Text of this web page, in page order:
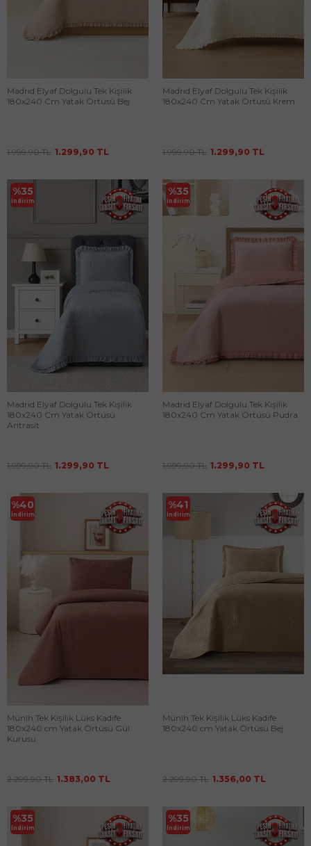
Madrid Elyaf Dolgulu Tek Kişilik
180x240 Cm Yatak Örtüsü Bej
1.999,90TL 1.299,90 TL
Madrid Elyaf Dolgulu Tek Kişilik
180x240 Cm Yatak Örtüsü Krem
1.999,90TL 1.299,90 TL
%35
İndirim
Madrid Elyaf Dolgulu Tek Kişilik
180x240 Cm Yatak Örtüsü
Antrasit
1.999,90TL 1.299,90 TL
%35
İndirim
Madrid Elyaf Dolgulu Tek Kişilik
180x240 Cm Yatak Örtüsü Pudra
1.999,90TL 1.299,90 TL
%40
İndirim
Münih Tek Kişilik Lüks Kadife
180x240 cm Yatak Örtüsü Gül
Kurusu
2.299,90TL 1.383,00 TL
%41
İndirim
Münih Tek Kişilik Lüks Kadife
180x240 cm Yatak Örtüsü Bej
2.299,90TL 1.356,00 TL
%35
İndirim
%35
İndirim